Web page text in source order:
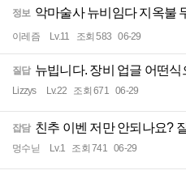
정보 악마술사 뉴비임다 지옥불
이레즘 Lv.11 조회 583 06-29
질답 뉴빕니다. 장비 업글 어떤식
Lizzys Lv.22 조회 671 06-29
잡담 친추 이벤 저만 안되나요?
멍수닏 Lv.1 조회 741 06-29